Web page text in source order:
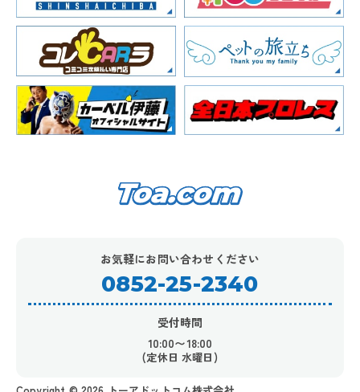
お気軽にお問い合わせください
0852-25-2340
受付時間
10:00〜18:00
(定休日 水曜日)